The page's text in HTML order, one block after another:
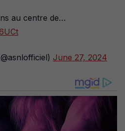
au centre de…
June 27, 2024